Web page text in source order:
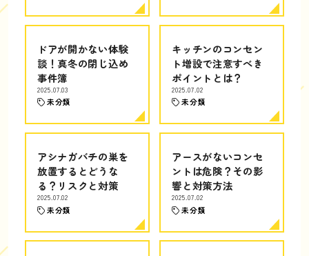
ドアが開かない体験
談！真冬の閉じ込め
事件簿
2025.07.03
未分類
キッチンのコンセン
ト増設で注意すべき
ポイントとは？
2025.07.02
未分類
アシナガバチの巣を
放置するとどうな
る？リスクと対策
2025.07.02
未分類
アースがないコンセ
ントは危険？その影
響と対策方法
2025.07.02
未分類